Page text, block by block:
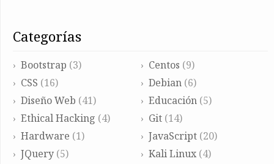
categorías
Bootstrap (3) Centos (9)
CSS (16) Debian(6)
Diseño Web (41) Educación(5)
Ethical Hacking (4) Git(14)
Hardware (1) JavaScript(20)
JQuery (5) Kali Linux(4)